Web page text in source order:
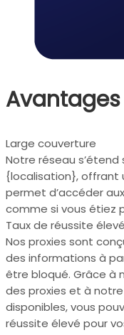
Avantages
Large couverture
Notre réseau
{localisation}, offrant
permet d’accéder
comme si vous étiez
Taux de réussite élevé
Nos proxies sont
des informations à
être bloqué. Grâce à
des proxies et à
disponibles, vous
réussite élevé pour